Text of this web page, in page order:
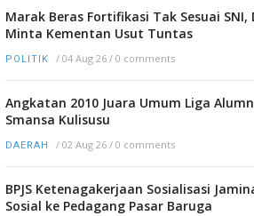
Marak Beras Fortifikasi Tak Sesuai SNI,
Minta Kementan Usut Tuntas
POLITIK / 04 Aug 26 / 0 comments
Angkatan 2010 Juara Umum Liga
Smansa Kulisusu
DAERAH / 02 Aug 26 / 0 comments
BPJS Ketenagakerjaan Sosialisasi
Sosial ke Pedagang Pasar Baruga